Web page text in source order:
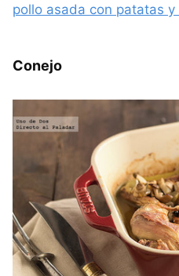
pollo asada con patatas
Conejo